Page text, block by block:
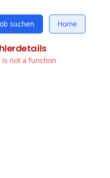
suchen Home
is not a function